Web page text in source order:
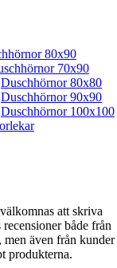
80x90
70x90
Duschhörnor 80x80
Duschhörnor 90x90
Duschhörnor 100x100
att skriva
både från
men även från kunder
produkterna.